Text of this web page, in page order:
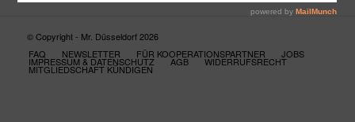
© Copyright - Mr. Düsseldorf 2026
FAQ
NEWSLETTER FÜR KOOPERATIONSPARTNER JOBS
IMPRESSUM & DATENSCHUTZ AGB WIDERRUFSRECHT
MITGLIEDSCHAFT KÜNDIGEN